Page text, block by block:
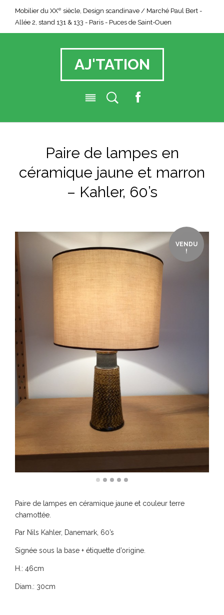
Mobilier du XXe siècle, Design scandinave / Marché Paul Bert -
Allée 2, stand 131 & 133 - Paris - Puces de Saint-Ouen
AJ'TATION
a
b
o
o
k
Paire de lampes en
céramique jaune et marron
– Kahler, 60’s
VENDU
!
Paire de lampes en céramique jaune et couleur terre
chamottée.
Par Nils Kahler, Danemark, 60’s
Signée sous la base + étiquette d’origine.
H.: 46cm
Diam.: 30cm